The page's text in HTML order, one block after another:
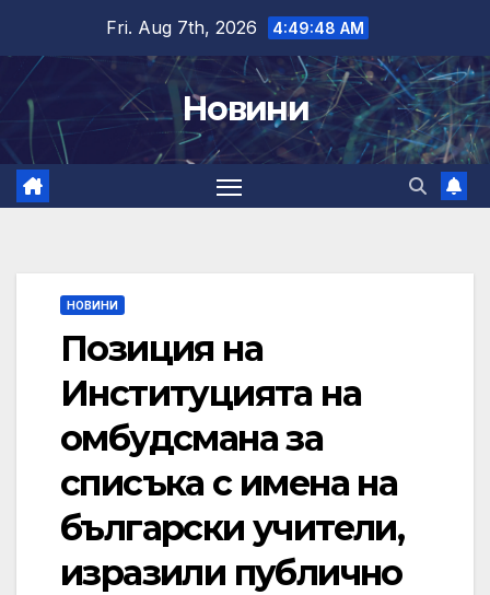
content
Fri. Aug 7th, 2026 4:49:49 AM
Новини
НОВИНИ
Позиция на
Институцията на
омбудсмана за
списъка с имена на
български учители,
изразили публично